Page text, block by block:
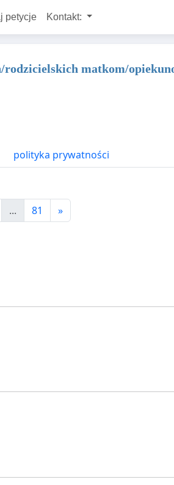
petycje Kontakt:
matkom/
polityka prywatności
... 81 »